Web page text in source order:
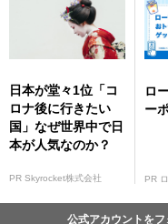
日本が堂々1位「コ
ロナ後に行きたい
国」なぜ世界中で日
本が人気なのか？
PR Skyrocket株式会社
ロ
ー
PR
公式アカウントを